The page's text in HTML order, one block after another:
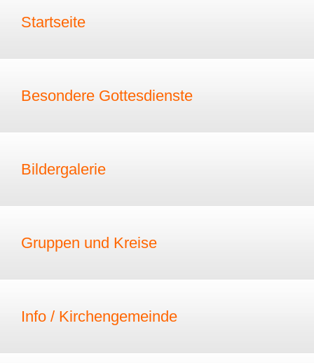
Startseite
Besondere Gottesdienste
Bildergalerie
Gruppen und Kreise
Info / Kirchengemeinde